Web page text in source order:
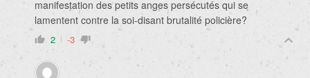
manifestation des petits anges persécutés qui se
lamentent contre la soi-disant brutalité policière?
2 -3